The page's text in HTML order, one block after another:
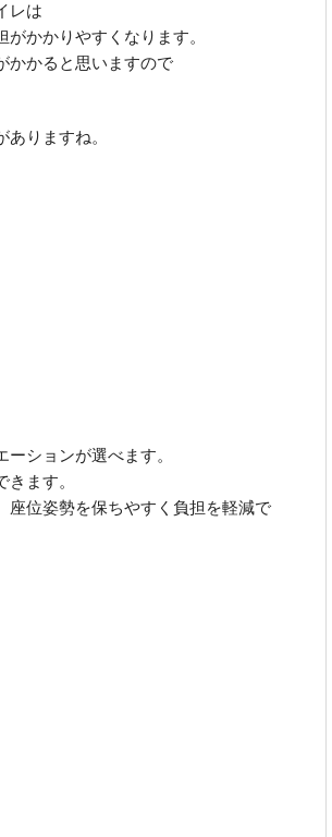
レは
かかりやすくなります。
かかると思いますので
りますね。
ションが選べます。
ます。
座位姿勢を保ちやすく負担を軽減で